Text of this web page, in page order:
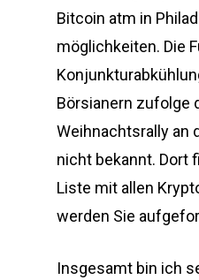
Bitcoin atm in
möglichkeiten. Die
Börsianern zufolge
Weihnachtsrally an
nicht bekannt. Dort
Liste mit allen
werden Sie
Insgesamt bin ich